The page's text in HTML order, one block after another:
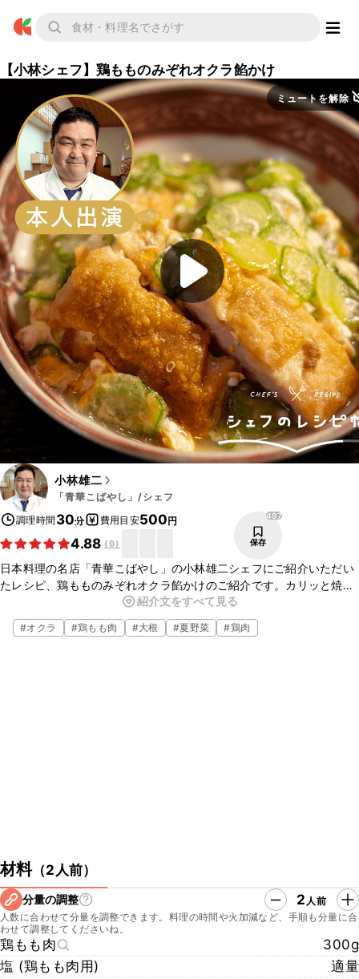
【小林シェフ】鶏もものみぞれオクラ餡かけ
ミュートを解除
小林雄二
「青華こばやし」/シェフ
調理時間 30分 費用目安500円
4.88 (9)
497
保存
日本料理の名店「青華こばやし」の小林雄二シェフにご紹介いただい
たレシピ、鶏もものみぞれオクラ餡かけのご紹介です。カリッと焼い
た鶏もも肉にとろとろのオクラ餡をかけた、優しい味の一品です。ご
家庭でも是非作ってみてくださいね。
紹介文をすべて見る
#オクラ #鶏もも肉 #大根 #夏野菜 #鶏肉
材料（2人前）
分量の調整 2 人前
人数に合わせて分量を調整できます。料理の時間や火加減など、手順も分量に合
わせて調整してくださいね。
鶏もも肉
300g
塩 (鶏もも肉用)
適量